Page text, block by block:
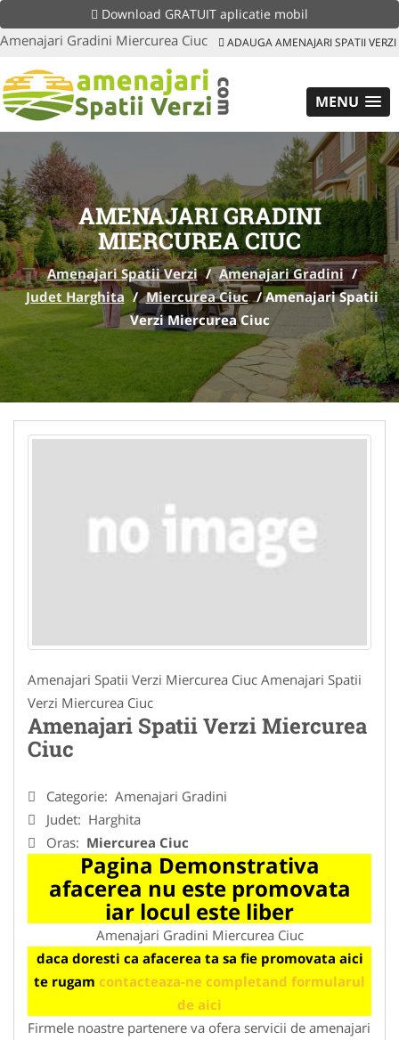
Download GRATUIT aplicatie mobil
Amenajari Gradini Miercurea Ciuc ADAUGA AMENAJARI SPATII VERZI
MENU
AMENAJARI GRADINI
MIERCUREA CIUC
Amenajari Spatii Verzi / Amenajari Gradini /
Judet Harghita / Miercurea Ciuc /Amenajari Spatii
Verzi Miercurea Ciuc
Amenajari Spatii Verzi Miercurea Ciuc Amenajari Spatii
Verzi Miercurea Ciuc
Amenajari Spatii Verzi Miercurea
Ciuc
Categorie: Amenajari Gradini
Judet: Harghita
Oras: Miercurea Ciuc
Pagina Demonstrativa
afacerea nu este promovata
iar locul este liber
Amenajari Gradini Miercurea Ciuc
daca doresti ca afacerea ta sa fie promovata aici
te rugam contacteaza-ne completand formularul
de aici
Firmele noastre partenere va ofera servicii de amenajari